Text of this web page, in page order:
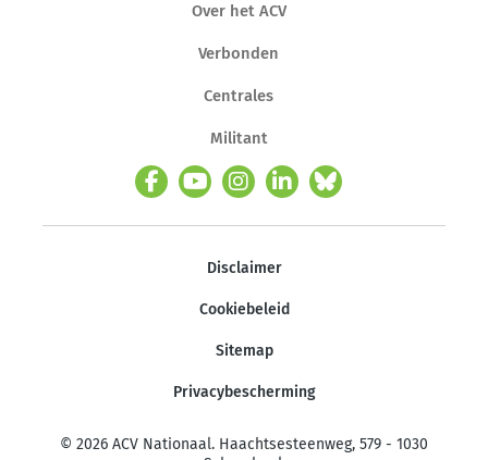
Over het ACV
Verbonden
Centrales
Militant
Disclaimer
Cookiebeleid
Sitemap
Privacybescherming
© 2026 ACV Nationaal. Haachtsesteenweg, 579 - 1030